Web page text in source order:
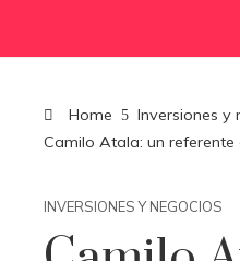
Home
Inversiones y
Camilo Atala: un
INVERSIONES Y NEGOCIOS